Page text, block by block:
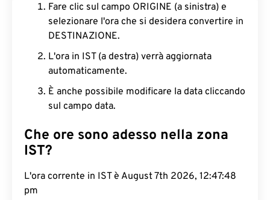
Fare clic sul campo ORIGINE (a sinistra) e
selezionare l'ora che si desidera convertire in
DESTINAZIONE.
L'ora in IST (a destra) verrà aggiornata
automaticamente.
È anche possibile modificare la data cliccando
sul campo data.
Che ore sono adesso nella zona
IST?
L'ora corrente in IST è August 7th 2026, 12:47:49
pm